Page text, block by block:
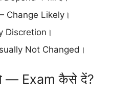
Change Likely।
Discretion।
Not Changed।
— Exam कैसे दें?